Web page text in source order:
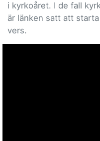
i kyrkoåret. I de fall
är länken satt att
vers.